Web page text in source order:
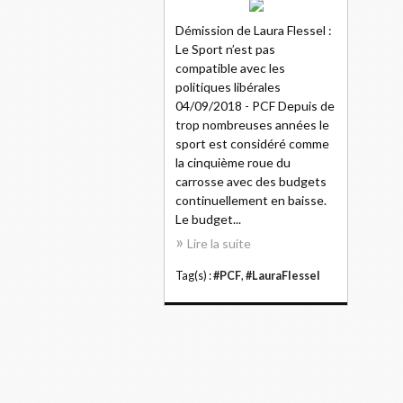
Démission de Laura Flessel :
Le Sport n’est pas
compatible avec les
politiques libérales
04/09/2018 - PCF Depuis de
trop nombreuses années le
sport est considéré comme
la cinquième roue du
carrosse avec des budgets
continuellement en baisse.
Le budget...
Lire la suite
Tag(s) :#PCF, #LauraFlessel